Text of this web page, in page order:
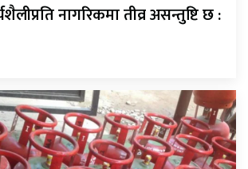
नागरिकमा तीव्र असन्तुष्टि छ :